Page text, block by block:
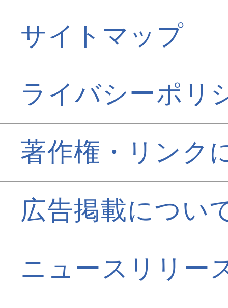
サイトマップ
ライバシーポリ
著作権・リンク
広告掲載につい
ニュースリリー